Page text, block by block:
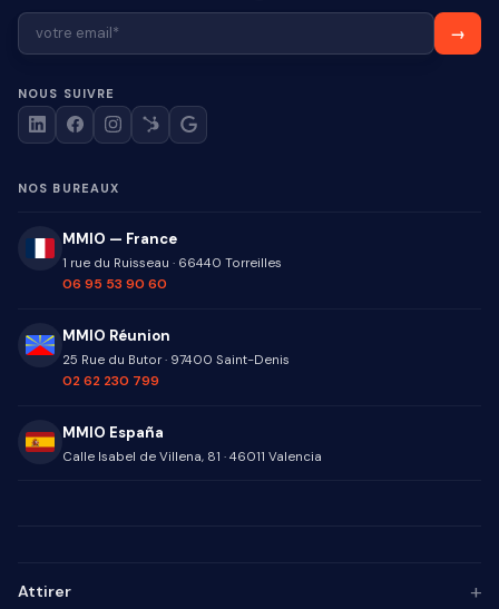
NOUS SUIVRE
NOS BUREAUX
MMIO — France
1 rue du Ruisseau · 66440 Torreilles
06 95 53 90 60
MMIO Réunion
25 Rue du Butor· 97400 Saint-Denis
02 62 230 799
MMIO España
Calle Isabel de Villena, 81 · 46011 Valencia
Attirer +